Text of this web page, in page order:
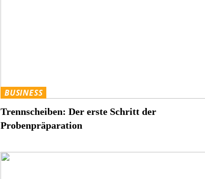
BUSINESS
Trennscheiben: Der erste Schritt der
Probenpräparation